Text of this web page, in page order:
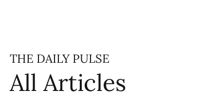
All Articles
THE DAILY PULSE